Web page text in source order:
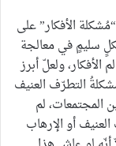
الأفكار” على
سليمٍ في معالجة
ولعلّ أبرز
التطرّف العنيف
المجتمعات، لم
أو الإرهاب